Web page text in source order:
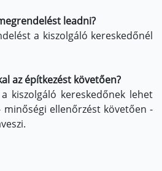
leadni?
a kiszolgáló kereskedőnél
az építkezést követően?
kiszolgáló kereskedőnek lehet
minőségi ellenőrzést követően -